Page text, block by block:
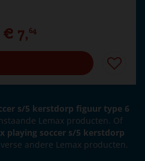
€ 7,64
s/5 kerstdorp figuur type 6
Lemax producten. Of
playing soccer s/5 kerstdorp
andere Lemax producten.